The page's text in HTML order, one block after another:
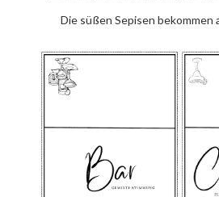
Die süßen Sepisen bekommen